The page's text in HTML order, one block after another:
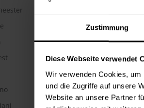
Zustimmung
Diese Webseite verwendet
Wir verwenden Cookies,
und die Zugriffe auf unsere
Website an unsere Partner
⤓
Hinweise